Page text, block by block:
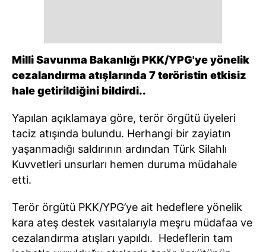
Milli Savunma Bakanlığı PKK/YPG'ye yönelik
cezalandırma atışlarında 7 teröristin etkisiz
hale getirildiğini bildirdi..
Yapılan açıklamaya göre, terör örgütü üyeleri
taciz atışında bulundu. Herhangi bir zayiatın
yaşanmadığı saldırının ardından Türk Silahlı
Kuvvetleri unsurları hemen duruma müdahale
etti.
Terör örgütü PKK/YPG’ye ait hedeflere yönelik
kara ateş destek vasıtalarıyla meşru müdafaa ve
cezalandırma atışları yapıldı. Hedeflerin tam